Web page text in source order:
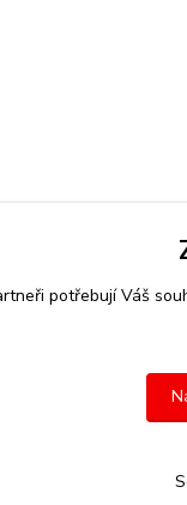
potřebují Váš